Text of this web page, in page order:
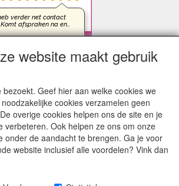
website maakt gebruik
bezoekt. Geef hier aan welke cookies we
cookies verzamelen geen
overige cookies helpen ons de site en je
verbeteren. Ook helpen ze ons om onze
onder de aandacht te brengen. Ga je voor
website inclusief alle voordelen? Vink dan